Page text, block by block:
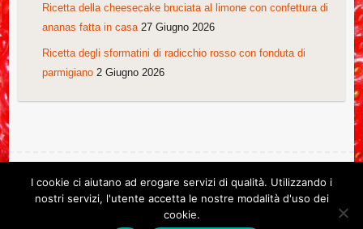
Ricetta della cheesecake bruciata al limone con confettura di
ananas fatta in casa 27 Giugno 2026
Ricetta degli sformatini di radicchio rosso con fonduta di
parmigiano 2 Giugno 2026
Copyright © 2026 Le ricette di Cristina . Tema diColorlibPowered by
I cookie ci aiutano ad erogare servizi di qualità. Utilizzando i
nostri servizi, l'utente accetta le nostre modalità d'uso dei
cookie.